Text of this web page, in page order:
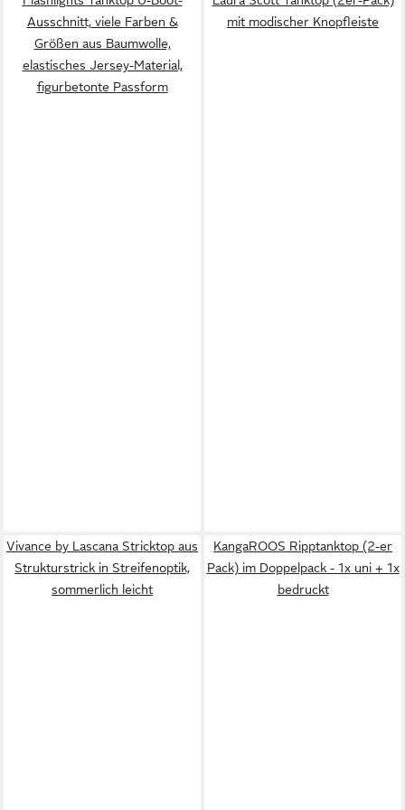
Ausschnitt, viele Farben &
Größen aus Baumwolle,
elastisches Jersey-Material,
figurbetonte Passform
mit modischer Knopfleiste
Vivance by Lascana Stricktop aus
Strukturstrick in Streifenoptik,
sommerlich leicht
KangaROOS Ripptanktop (2-er
Pack) im Doppelpack - 1x uni + 1x
bedruckt